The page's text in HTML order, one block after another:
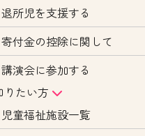
退所児を支援する
寄付金の控除に関して
講演会に参加する
りたい方
児童福祉施設一覧